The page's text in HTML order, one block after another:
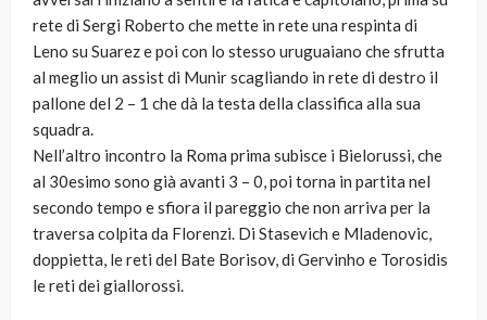
rete di Sergi Roberto che mette in rete una respinta di
Leno su Suarez e poi con lo stesso uruguaiano che sfrutta
al meglio un assist di Munir scagliando in rete di destro il
pallone del 2 – 1 che dà la testa della classifica alla sua
squadra.
Nell’altro incontro la Roma prima subisce i Bielorussi, che
al 30esimo sono già avanti 3 – 0, poi torna in partita nel
secondo tempo e sfiora il pareggio che non arriva per la
traversa colpita da Florenzi. Di Stasevich e Mladenovic,
doppietta, le reti del Bate Borisov, di Gervinho e Torosidis
le reti dei giallorossi.